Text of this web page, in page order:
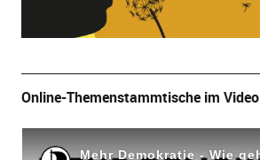
Online-Themenstammtische im Video